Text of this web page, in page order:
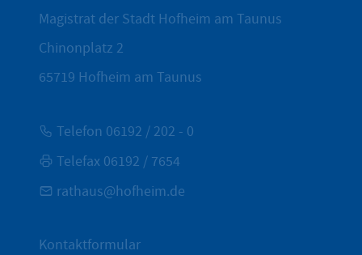
Magistrat der Stadt Hofheim am Taunus
Chinonplatz 2
65719 Hofheim am Taunus
Telefon 06192 / 202 - 0
Telefax 06192 / 7654
rathaus@hofheim.de
Kontaktformular